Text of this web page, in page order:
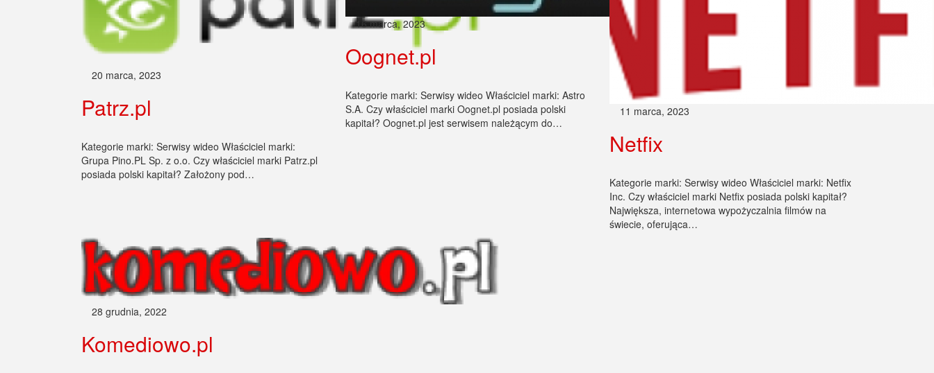
20 marca, 2023
Patrz.pl
Kategorie marki: Serwisy wideo Właściciel marki:
Grupa Pino.PL Sp. z o.o. Czy właściciel marki Patrz.pl
posiada polski kapitał? Założony pod…
16 marca, 2023
Oognet.pl
Kategorie marki: Serwisy wideo Właściciel marki: Astro
S.A. Czy właściciel marki Oognet.pl posiada polski
kapitał? Oognet.pl jest serwisem należącym do…
11 marca, 2023
Netfix
Kategorie marki: Serwisy wideo Właściciel marki: Netfix
Inc. Czy właściciel marki Netfix posiada polski kapitał?
Największa, internetowa wypożyczalnia filmów na
świecie, oferująca…
28 grudnia, 2022
Komediowo.pl